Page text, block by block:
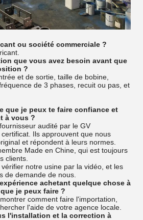
ou société commerciale ?
que vous avez besoin avant que
?
et de sortie, taille de bobine,
de 3 phases, recuit ou pas, et
que je peux te faire confiance et
à vous ?
audité par le GV
Ils approuvent que nous
et répondent à leurs normes.
Made en Chine, qui est toujours
clients.
notre usine par la vidéo, et les
de demande de nous.
achetant quelque chose à
je peux faire ?
comment faire l'importation,
l'aide de votre agence locale.
l'installation et la correction à